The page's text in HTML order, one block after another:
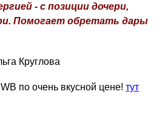
- с позиции дочери,
Помогает обретать дары
Круглова
по очень вкусной цене! тут
игры